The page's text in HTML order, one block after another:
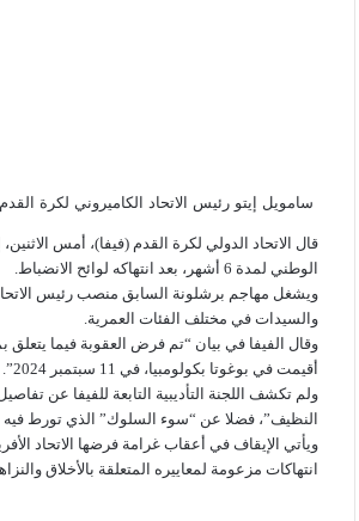
سامويل إيتو رئيس الاتحاد الكاميروني لكرة القدم
قال الاتحاد الدولي لكرة القدم (فيفا)، أمس
الوطني لمدة 6 أشهر، بعد انتهاكه لوائح الانضباط.
والسيدات في مختلف الفئات العمرية.
أقيمت في بوغوتا بكولومبيا، في 11 سبتمبر 2024”.
ولم تكشف اللجنة التأديبية التابعة للفيفا عن
النظيف”، فضلا عن “سوء السلوك” الذي تورط
انتهاكات مزعومة لمعاييره المتعلقة بالأخلاق